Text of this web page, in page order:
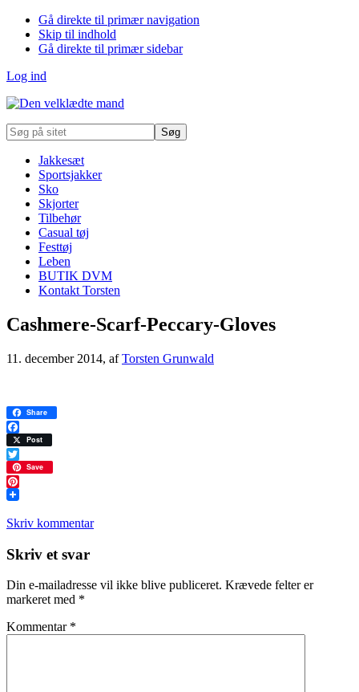
Gå direkte til primær navigation
Skip til indhold
Gå direkte til primær sidebar
Log ind
Søg
på
Jakkesæt
Sportsjakker
Sko
Skjorter
Tilbehør
Casual tøj
Festtøj
Leben
BUTIK DVM
Kontakt Torsten
Cashmere-Scarf-Peccary-Gloves
11. december 2014, afTorsten Grunwald
Share
Facebook
Post
Twitter
Save
Pinterest
Skriv kommentar
Læserinteraktioner
Skriv et svar
Din e-mailadresse vil ikke blive publiceret. Krævede felter er
markeret med *
Kommentar *